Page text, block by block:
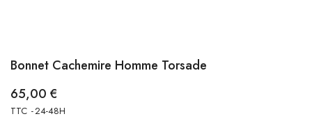
Bonnet Cachemire Homme Torsade
65,00 €
TTC 24-48H